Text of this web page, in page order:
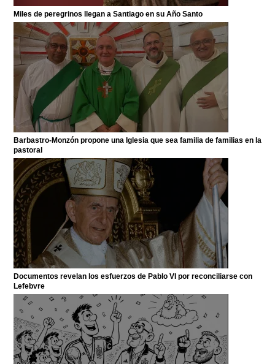
Miles de peregrinos llegan a Santiago en su Año Santo
Barbastro-Monzón propone una Iglesia que sea familia de familias en la
pastoral
Documentos revelan los esfuerzos de Pablo VI por reconciliarse con
Lefebvre